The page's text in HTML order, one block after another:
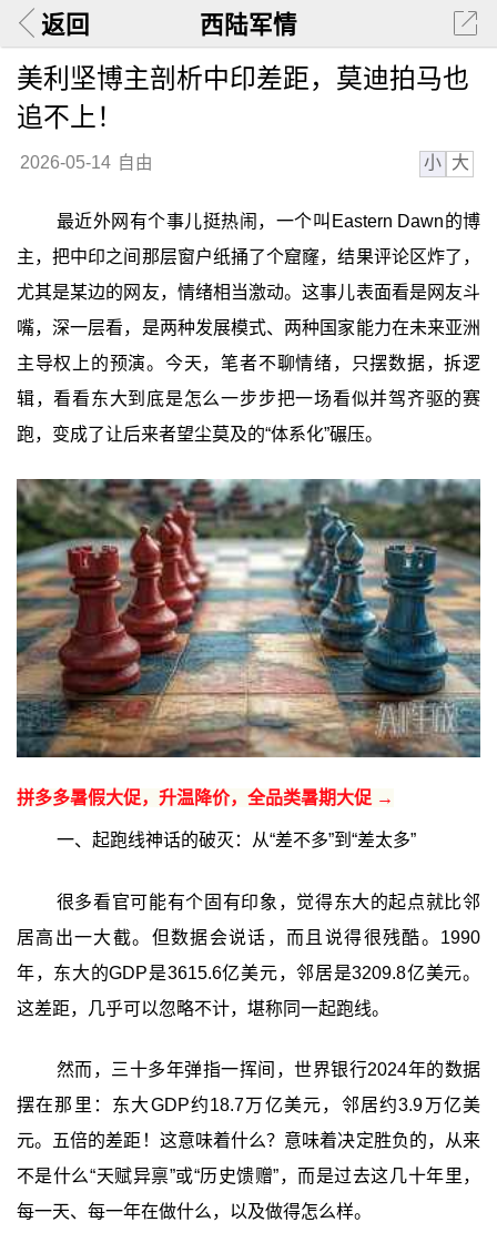
返回 西陆军情
美利坚博主剖析中印差距，莫迪拍马也
追不上！
2026-05-14 自由 小 大
最近外网有个事儿挺热闹，一个叫Eastern Dawn的博
主，把中印之间那层窗户纸捅了个窟窿，结果评论区炸了，
尤其是某边的网友，情绪相当激动。这事儿表面看是网友斗
嘴，深一层看，是两种发展模式、两种国家能力在未来亚洲
主导权上的预演。今天，笔者不聊情绪，只摆数据，拆逻
辑，看看东大到底是怎么一步步把一场看似并驾齐驱的赛
跑，变成了让后来者望尘莫及的“体系化”碾压。
拼多多暑假大促，升温降价，全品类暑期大促 →
一、起跑线神话的破灭：从“差不多”到“差太多”‍
很多看官可能有个固有印象，觉得东大的起点就比邻
居高出一大截。但数据会说话，而且说得很残酷。1990
年，东大的GDP是3615.6亿美元，邻居是3209.8亿美元。
这差距，几乎可以忽略不计，堪称同一起跑线。
然而，三十多年弹指一挥间，世界银行2024年的数据
摆在那里：东大GDP约18.7万亿美元，邻居约3.9万亿美
元。五倍的差距！这意味着什么？意味着决定胜负的，从来
不是什么“天赋异禀”或“历史馈赠”，而是过去这几十年里，
每一天、每一年在做什么，以及做得怎么样。